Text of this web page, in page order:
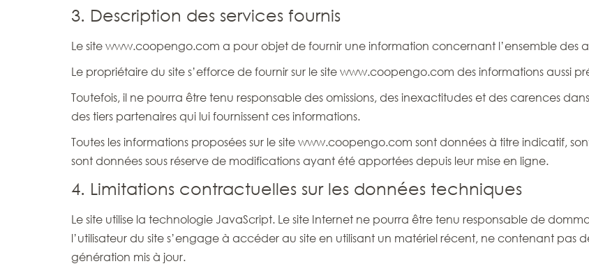
3. Description des services fournis
Le site www.coopengo.com a pour objet de fournir une information concernant l’ensemble des
Le propriétaire du site s’efforce de fournir sur le site www.coopengo.com des informations aussi
Toutefois, il ne pourra être tenu responsable des omissions, des inexactitudes et des carences
des tiers partenaires qui lui fournissent ces informations.
Toutes les informations proposées sur le site www.coopengo.com sont données à titre indicatif,
sont données sous réserve de modifications ayant été apportées depuis leur mise en ligne.
4. Limitations contractuelles sur les données techniques
Le site utilise la technologie JavaScript. Le site Internet ne pourra être tenu responsable de
l’utilisateur du site s’engage à accéder au site en utilisant un matériel récent, ne contenant pas
génération mis à jour.